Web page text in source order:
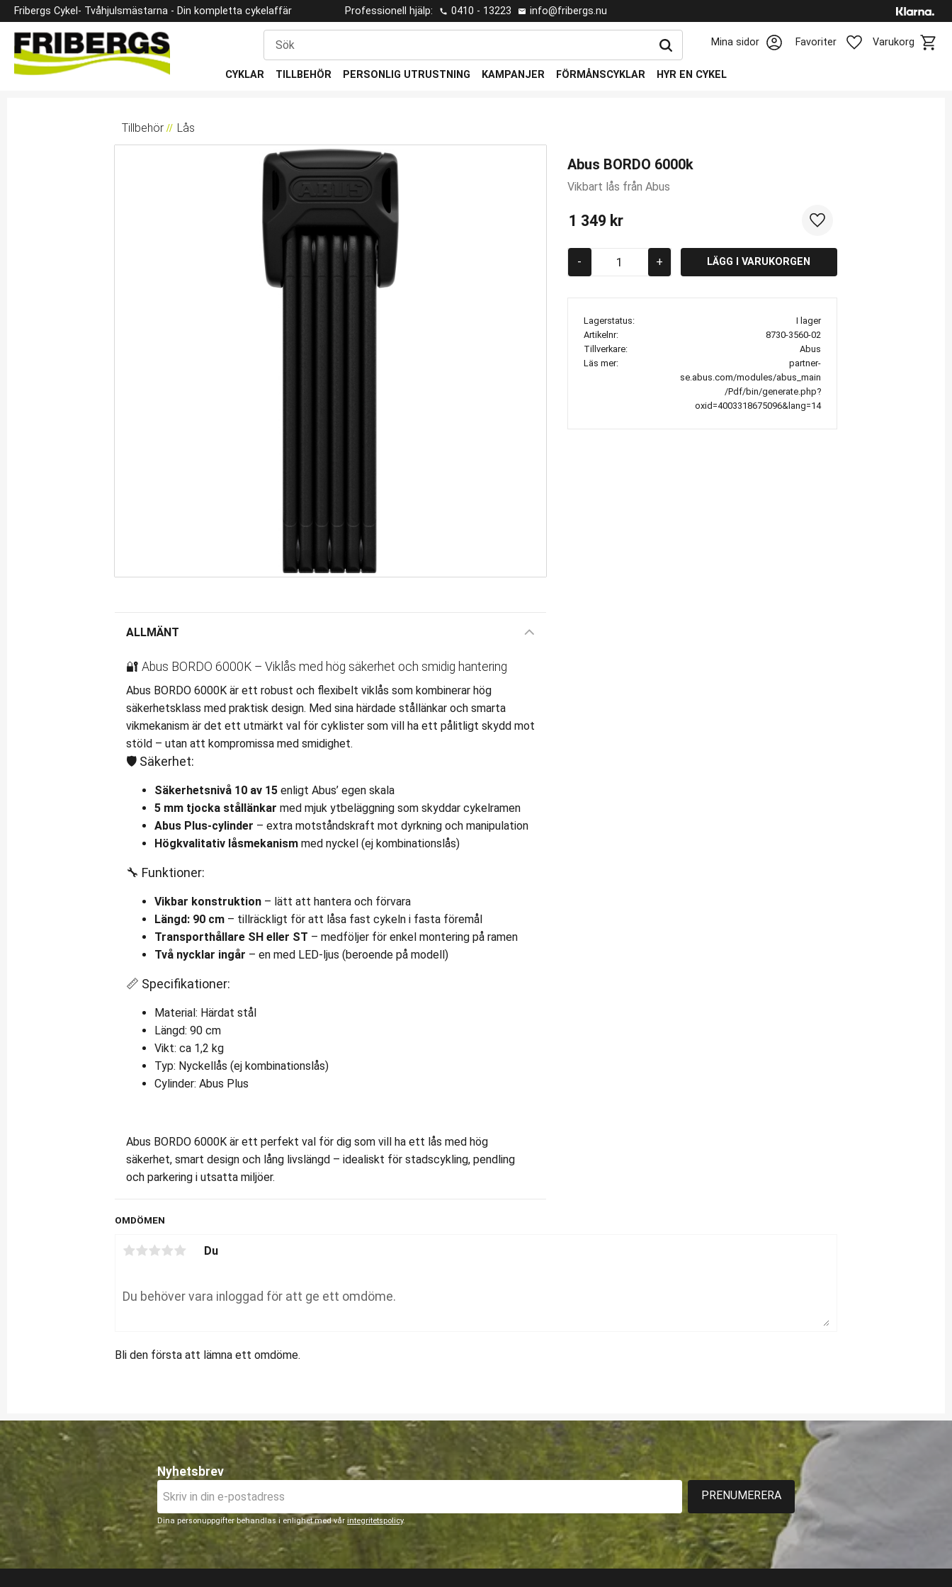
Fribergs Cykel - Tvåhjulsmästarna - Din kompletta cykelaffär Professionell hjälp: 0410 - 13223 info@fribergs.nu
Mina sidor Favoriter Varukorg
Favoriter
CYKLAR TILLBEHÖR PERSONLIG UTRUSTNING KAMPANJER FÖRMÅNSCYKLAR HYR EN CYKEL
Tillbehör Lås
Abus BORDO 6000k
Vikbart lås från Abus
1 349 kr
+
-
Lägg till i favoriter
Lagerstatus
I lager
Artikelnr
8730-3560-02
Tillverkare
Abus
Läs mer
partner-
se.abus.com/modules/abus_main
/Pdf/bin/generate.php?
oxid=4003318675096&lang=14
ALLMÄNT
🔐 Abus BORDO 6000K – Viklås med hög säkerhet och smidig hantering
Abus BORDO 6000K är ett robust och flexibelt viklås som kombinerar hög
säkerhetsklass med praktisk design. Med sina härdade stållänkar och smarta
vikmekanism är det ett utmärkt val för cyklister som vill ha ett pålitligt skydd mot
stöld – utan att kompromissa med smidighet.
🛡️ Säkerhet:
Säkerhetsnivå 10 av 15 enligt Abus’ egen skala
5 mm tjocka stållänkar med mjuk ytbeläggning som skyddar cykelramen
Abus Plus-cylinder – extra motståndskraft mot dyrkning och manipulation
Högkvalitativ låsmekanism med nyckel (ej kombinationslås)
🔧 Funktioner:
Vikbar konstruktion – lätt att hantera och förvara
Längd: 90 cm – tillräckligt för att låsa fast cykeln i fasta föremål
Transporthållare SH eller ST – medföljer för enkel montering på ramen
Två nycklar ingår – en med LED-ljus (beroende på modell)
📏 Specifikationer:
Material: Härdat stål
Längd: 90 cm
Vikt: ca 1,2 kg
Typ: Nyckellås (ej kombinationslås)
Cylinder: Abus Plus
Abus BORDO 6000K är ett perfekt val för dig som vill ha ett lås med hög
säkerhet, smart design och lång livslängd – idealiskt för stadscykling, pendling
och parkering i utsatta miljöer.
OMDÖMEN
Du
Bli den första att lämna ett omdöme.
Nyhetsbrev
PRENUMERERA
Dina personuppgifter behandlas i enlighet med vår integritetspolicy.